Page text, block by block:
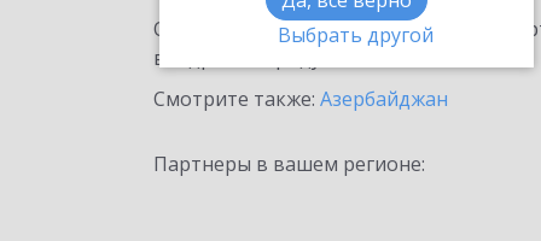
Выбрать другой
Ознакомьтесь с информационными
внедрение продукта.
Смотрите также: Азербайджан
Партнеры в вашем регионе: